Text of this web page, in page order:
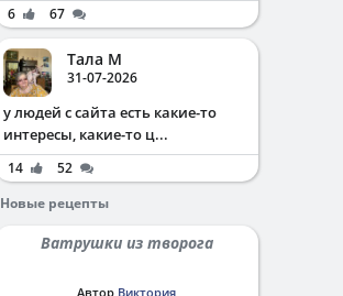
6 67
Тала М
31-07-2026
у людей с сайта есть какие-то
интересы, какие-то ц...
14
52
Новые рецепты
Ватрушки из творога
Автор Виктория